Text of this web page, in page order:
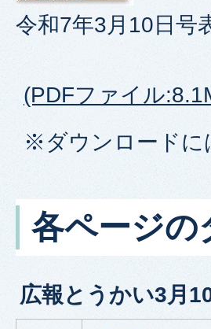
令和7年3月10日号
(PDFファイル
※ダウンロードに
各ページの
広報とうかい3月